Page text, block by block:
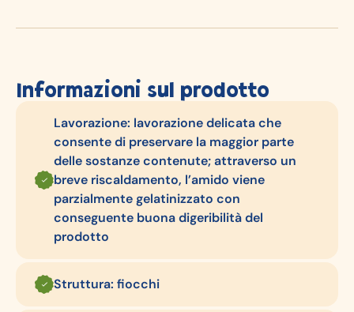
Informazioni sul prodotto
Lavorazione: lavorazione delicata che
consente di preservare la maggior parte
delle sostanze contenute; attraverso un
breve riscaldamento, l’amido viene
parzialmente gelatinizzato con
conseguente buona digeribilità del
prodotto
Struttura: fiocchi